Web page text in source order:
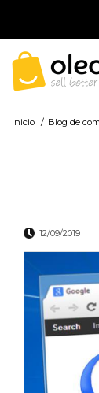
Inicio / Blog de
12/09/2019